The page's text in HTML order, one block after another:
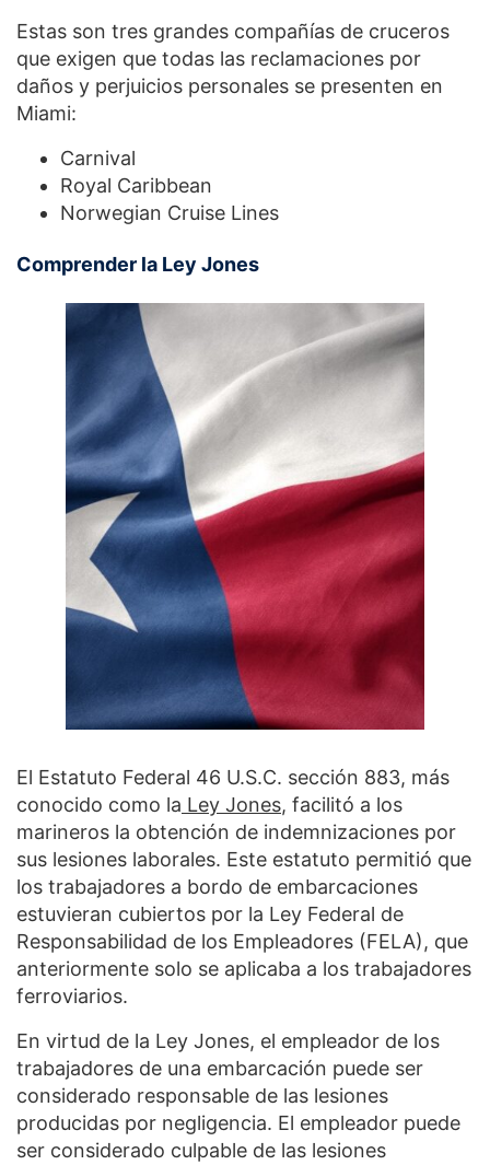
Estas son tres grandes compañías de cruceros
que exigen que todas las reclamaciones por
daños y perjuicios personales se presenten en
Miami:
Carnival
Royal Caribbean
Norwegian Cruise Lines
Comprender la Ley Jones
El Estatuto Federal 46 U.S.C. sección 883, más
conocido como la Ley Jones, facilitó a los
marineros la obtención de indemnizaciones por
sus lesiones laborales. Este estatuto permitió que
los trabajadores a bordo de embarcaciones
estuvieran cubiertos por la Ley Federal de
Responsabilidad de los Empleadores (FELA), que
anteriormente solo se aplicaba a los trabajadores
ferroviarios.
En virtud de la Ley Jones, el empleador de los
trabajadores de una embarcación puede ser
considerado responsable de las lesiones
producidas por negligencia. El empleador puede
ser considerado culpable de las lesiones